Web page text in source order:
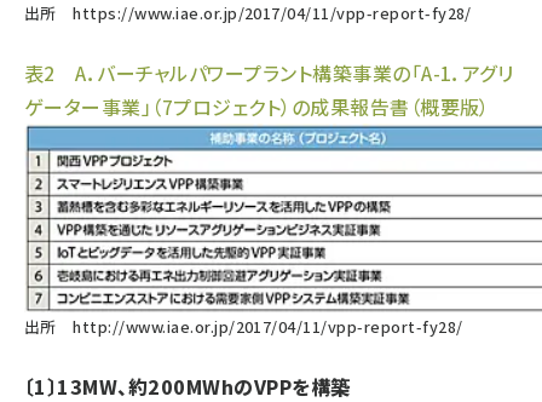
出所https://www.iae.or.jp/2017/04/11/vpp-report-fy28/
表2 A．バーチャルパワープラント構築事業の「A-1．アグリ
ゲーター事業」（7プロジェクト）の成果報告書（概要版）
出所http://www.iae.or.jp/2017/04/11/vpp-report-fy28/
〔1〕13MW、約200MWhのVPPを構築